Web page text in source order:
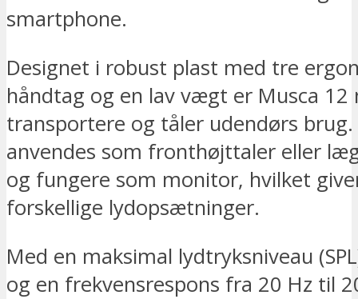
smartphone.
Designet i robust plast med tre
håndtag og en lav vægt er Musca 12
transportere og tåler udendørs brug.
anvendes som fronthøjttaler eller
og fungere som monitor, hvilket
forskellige lydopsætninger.
Med en maksimal lydtryksniveau
og en frekvensrespons fra 20 Hz til